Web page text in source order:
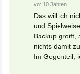
vor 10 Jahren
Das will ich
und
Backup greift,
nichts damit
Im Gegenteil,